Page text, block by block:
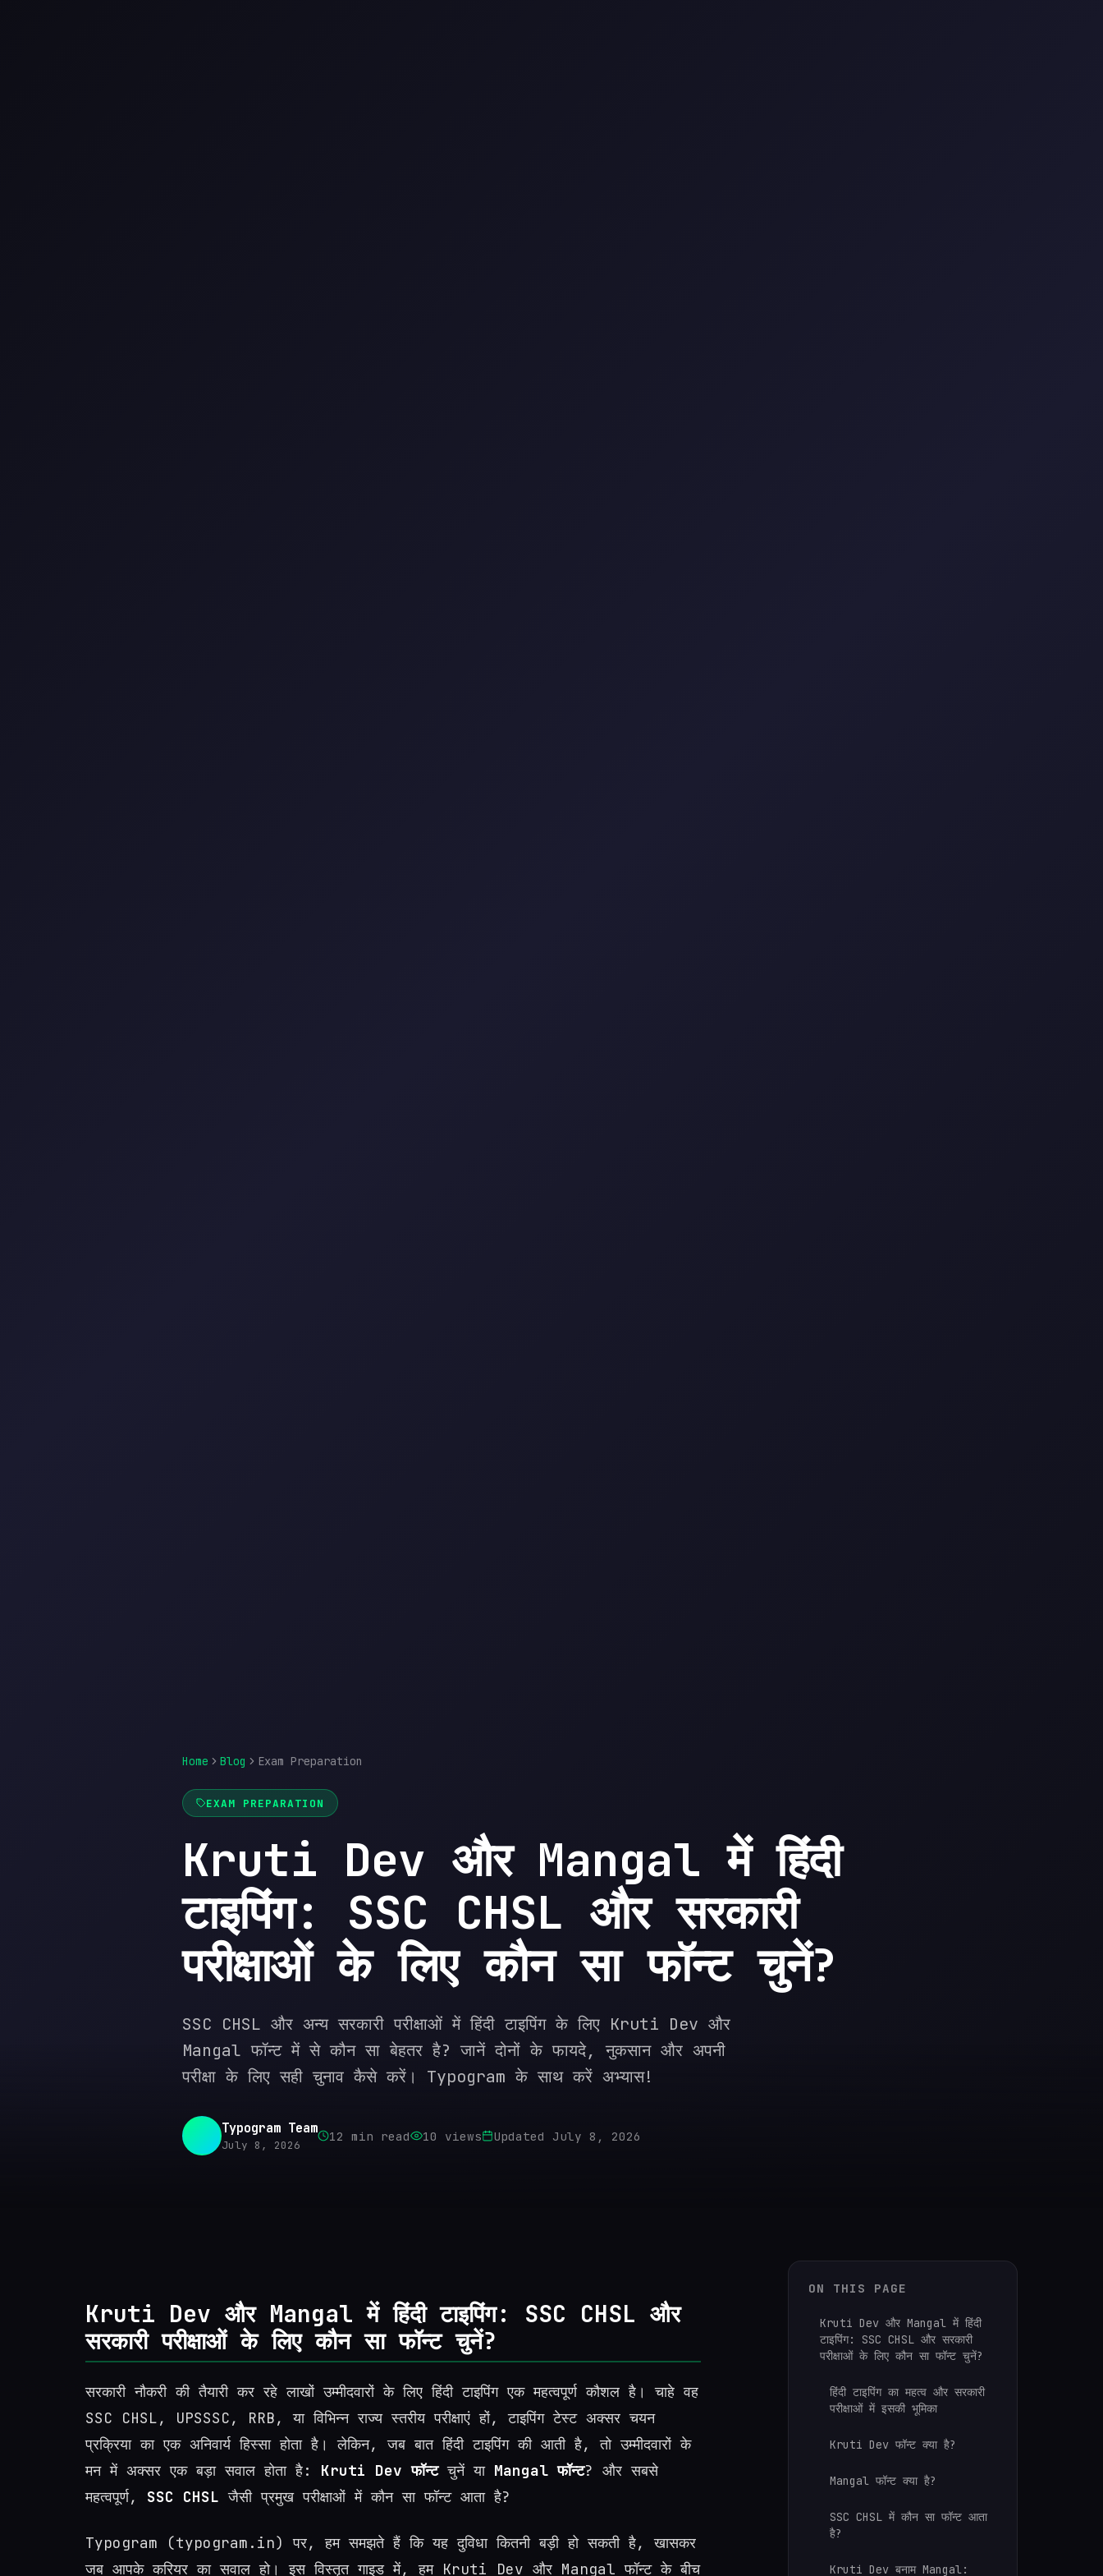
Home Blog Exam Preparation
EXAM PREPARATION
Kruti Dev और Mangal में हिंदी
टाइपिंग: SSC CHSL और सरकारी
परीक्षाओं के लिए कौन सा फॉन्ट चुनें?
SSC CHSL और अन्य सरकारी परीक्षाओं में हिंदी टाइपिंग के लिए Kruti Dev और
Mangal फॉन्ट में से कौन सा बेहतर है? जानें दोनों के फायदे, नुकसान और अपनी
परीक्षा के लिए सही चुनाव कैसे करें। Typogram के साथ करें अभ्यास!
Typogram Team
July 8, 2026
12 min read 10 views Updated July 8, 2026
Kruti Dev और Mangal में हिंदी टाइपिंग: SSC CHSL और
सरकारी परीक्षाओं के लिए कौन सा फॉन्ट चुनें?
सरकारी नौकरी की तैयारी कर रहे लाखों उम्मीदवारों के लिए हिंदी टाइपिंग एक महत्वपूर्ण कौशल है। चाहे वह
SSC CHSL, UPSSSC, RRB, या विभिन्न राज्य स्तरीय परीक्षाएं हों, टाइपिंग टेस्ट अक्सर चयन
प्रक्रिया का एक अनिवार्य हिस्सा होता है। लेकिन, जब बात हिंदी टाइपिंग की आती है, तो उम्मीदवारों के
मन में अक्सर एक बड़ा सवाल होता है: Kruti Dev फॉन्टचुनें या Mangal फॉन्ट? और सबसे
महत्वपूर्ण, SSC CHSL जैसी प्रमुख परीक्षाओं में कौन सा फॉन्ट आता है?
Typogram (typogram.in) पर, हम समझते हैं कि यह दुविधा कितनी बड़ी हो सकती है, खासकर
जब आपके करियर का सवाल हो। इस विस्तृत गाइड में, हम Kruti Dev और Mangal फॉन्ट के बीच
ON THIS PAGE
Kruti Dev और Mangal में हिंदी
टाइपिंग: SSC CHSL और सरकारी
परीक्षाओं के लिए कौन सा फॉन्ट चुनें?
हिंदी टाइपिंग का महत्व और सरकारी
परीक्षाओं में इसकी भूमिका
Kruti Dev फॉन्ट क्या है?
Mangal फॉन्ट क्या है?
SSC CHSL में कौन सा फॉन्ट आता
है?
Kruti Dev बनाम Mangal: